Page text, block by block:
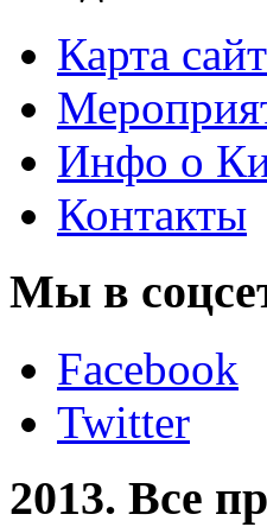
Карта
Инфо о
Контакты
Мы в
Facebook
Twitter
2013. Все